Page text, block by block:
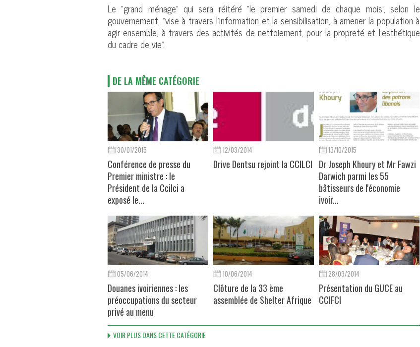
Le "grand ménage" qui sera réitéré "le premier samedi de chaque mois", selon le
gouvernement, "vise à travers l’information et la sensibilisation, à amener la population à
agir ensemble, à travers des activités de nettoiement, pour la propreté et l’esthétique
du cadre de vie".
DE LA MÊME CATÉGORIE
30/01/2015
Conférence de presse du
Premier ministre : le
Président de la Ccilci a
exposé le...
12/03/2014
Drive Dentsu rejoint la CCILCI
13/10/2015
Dr Joseph Khoury et Mr Fawzi
Darwich parmi les 55
bâtisseurs de l'économie
ivoir...
05/06/2014
Douanes ivoiriennes : les
préoccupations du secteur
privé au menu
10/06/2014
Clôture de la 33 ème
assemblée de Shelter Afrique
28/03/2014
Présentation du GUCE au
CCIFCI
VOIR PLUS DANS CETTE CATÉGORIE